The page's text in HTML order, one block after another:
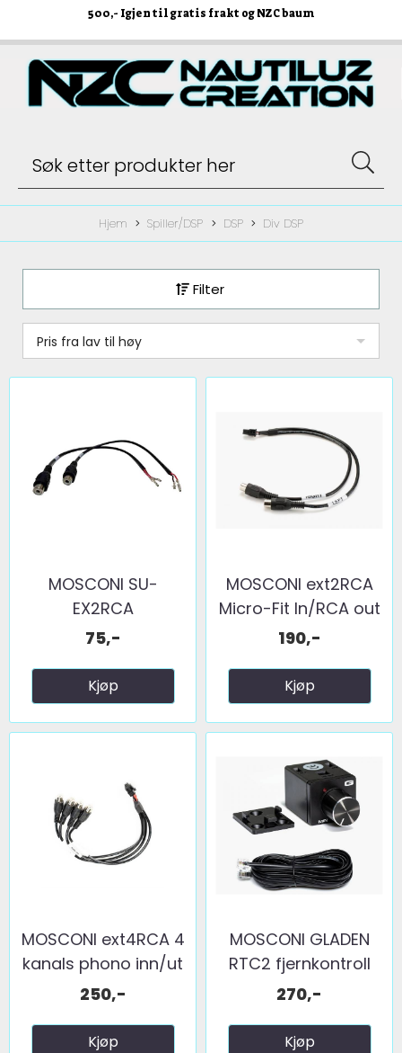
500,- Igjen til gratis frakt og NZC baum
Hjem Spiller/DSP DSP Div DSP
Filter
Pris fra lav til høy
MOSCONI SU-
EX2RCA
75,-
Kjøp
MOSCONI ext2RCA
Micro-Fit In/RCA out
190,-
Kjøp
MOSCONI ext4RCA 4
kanals phono inn/ut
...
250,-
Kjøp
MOSCONI GLADEN
RTC2 fjernkontroll
270,-
Kjøp